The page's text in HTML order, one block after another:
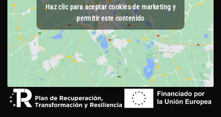
Haz clic para aceptar cookies de marketing y
permitir este contenido